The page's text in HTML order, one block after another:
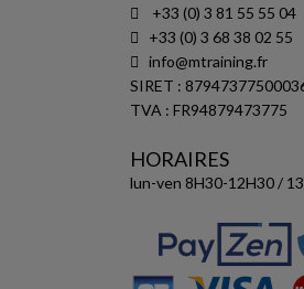
+33 (0) 3 81 55 55 04
+33 (0) 3 68 38 02 55
info@mtraining.fr
SIRET :
TVA : FR94879473775
HORAIRES
lun-ven 8H30-12H30 /